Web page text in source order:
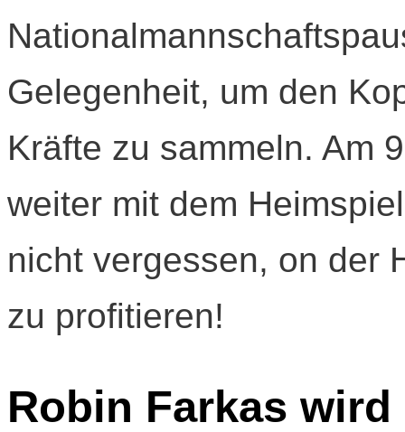
Gelegenheit, um den
Kräfte zu sammeln. Am
weiter mit dem
nicht vergessen, on der
zu profitieren!
Robin Farkas wird